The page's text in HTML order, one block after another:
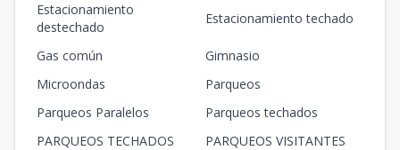
Estacionamiento
destechado
Estacionamiento techado
Gas común
Gimnasio
Microondas
Parqueos
Parqueos Paralelos
Parqueos techados
PARQUEOS TECHADOS
PARQUEOS VISITANTES